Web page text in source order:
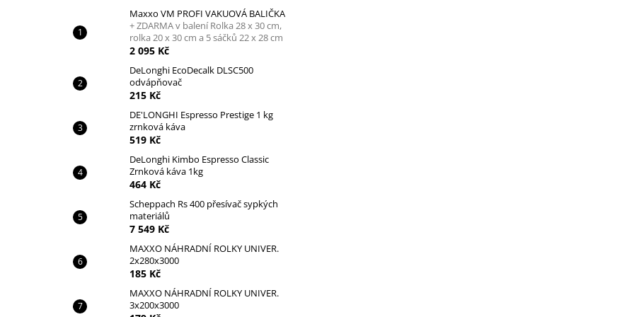
Maxxo VM PROFI VAKUOVÁ BALIČKA
+ ZDARMA v balení Rolka 28 x 30 cm,
rolka 20 x 30 cm a 5 sáčků 22 x 28 cm
2 095 Kč
DeLonghi EcoDecalk DLSC500
odvápňovač
215 Kč
DE'LONGHI Espresso Prestige 1 kg
zrnková káva
519 Kč
DeLonghi Kimbo Espresso Classic
Zrnková káva 1kg
464 Kč
Scheppach Rs 400 přesívač sypkých
materiálů
7 549 Kč
MAXXO NÁHRADNÍ ROLKY UNIVER.
2x280x3000
185 Kč
MAXXO NÁHRADNÍ ROLKY UNIVER.
3x200x3000